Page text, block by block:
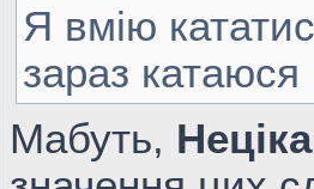
Я вмію
зараз
Мабуть,